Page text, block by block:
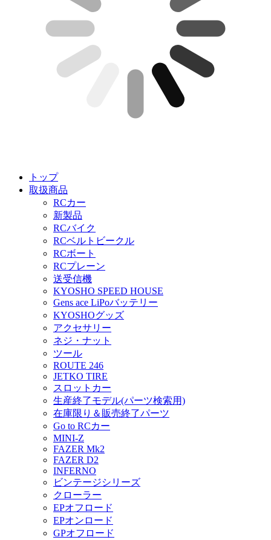
トップ
取扱商品
RCカー
新製品
RCバイク
RCベルトビークル
RCボート
RCプレーン
送受信機
KYOSHO SPEED HOUSE
Gens ace LiPoバッテリー
KYOSHOグッズ
アクセサリー
ネジ・ナット
ツール
ROUTE 246
JETKO TIRE
スロットカー
生産終了モデル(パーツ検索用)
在庫限り＆販売終了パーツ
Go to RCカー
MINI-Z
FAZER Mk2
FAZER D2
INFERNO
ビンテージシリーズ
クローラー
EPオフロード
EPオンロード
GPオフロード